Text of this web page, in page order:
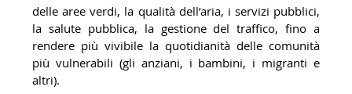
delle aree verdi, la qualità dell’aria, i servizi pubblici,
la salute pubblica, la gestione del traffico, fino a
rendere più vivibile la quotidianità delle comunità
più vulnerabili (gli anziani, i bambini, i migranti e
altri).